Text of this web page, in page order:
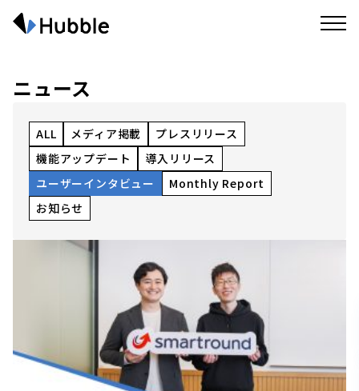
ニュース
ALL メディア掲載
プレスリリース
機能アップデート
導入リリース
ユーザーインタビュー
Monthly Report
お知らせ